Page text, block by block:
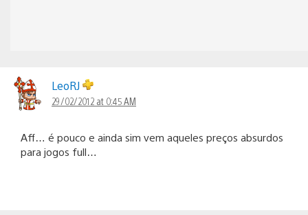
LeoRJ
29/02/2012 at 0:45 AM
Aff… é pouco e ainda sim vem aqueles preços absurdos
para jogos full…